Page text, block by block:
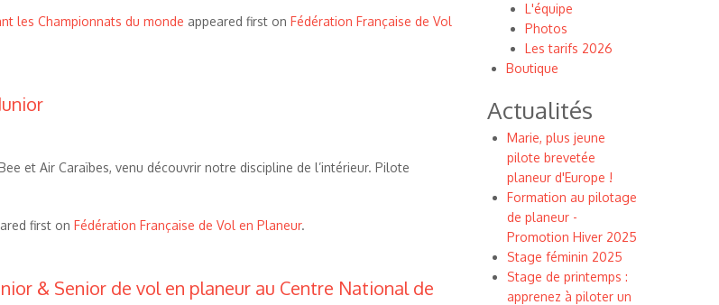
les Championnats du monde appeared first on Fédération Française de Vol
et Air Caraïbes, venu découvrir notre discipline de l’intérieur. Pilote
first on Fédération Française de Vol en Planeur.
& Senior de vol en planeur au Centre National de
L'équipe
Photos
Les tarifs 2026
Boutique
Actualités
Marie, plus jeune
pilote brevetée
planeur d'Europe !
Formation au pilotage
de planeur -
Promotion Hiver 2025
Stage féminin 2025
Stage de printemps :
apprenez à piloter un